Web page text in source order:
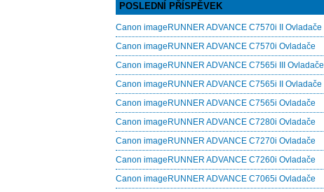
POSLEDNÍ PŘÍSPĚVEK
Canon imageRUNNER ADVANCE C7570i II Ovladače
Canon imageRUNNER ADVANCE C7570i Ovladače
Canon imageRUNNER ADVANCE C7565i III Ovladače
Canon imageRUNNER ADVANCE C7565i II Ovladače
Canon imageRUNNER ADVANCE C7565i Ovladače
Canon imageRUNNER ADVANCE C7280i Ovladače
Canon imageRUNNER ADVANCE C7270i Ovladače
Canon imageRUNNER ADVANCE C7260i Ovladače
Canon imageRUNNER ADVANCE C7065i Ovladače